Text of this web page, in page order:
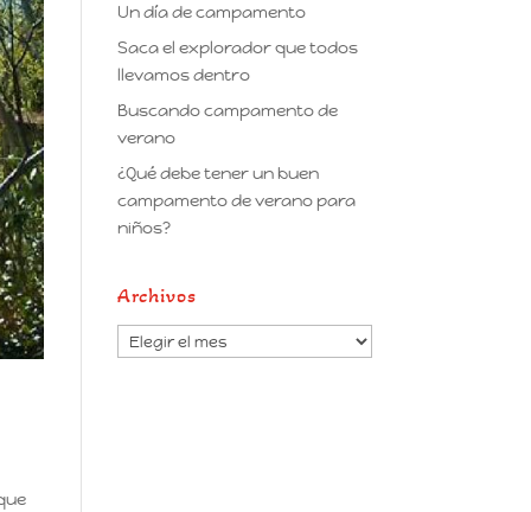
Un día de campamento
Saca el explorador que todos
llevamos dentro
Buscando campamento de
verano
¿Qué debe tener un buen
campamento de verano para
niños?
Archivos
Archivos